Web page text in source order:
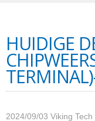
HUIDIGE
2024/09/03 Viking Tech